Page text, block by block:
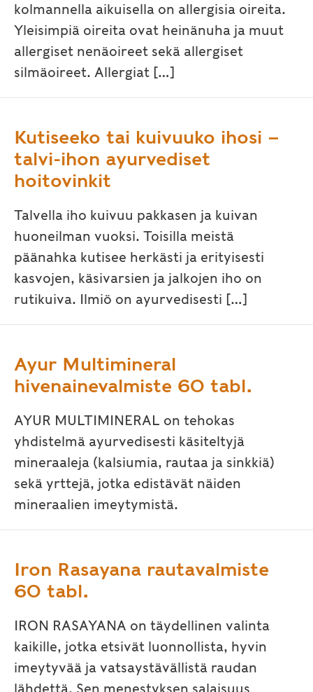
kolmannella aikuisella on allergisia oireita.
Yleisimpiä oireita ovat heinänuha ja muut
allergiset nenäoireet sekä allergiset
silmäoireet. Allergiat […]
Kutiseeko tai kuivuuko ihosi –
talvi-ihon ayurvediset
hoitovinkit
Talvella iho kuivuu pakkasen ja kuivan
huoneilman vuoksi. Toisilla meistä
päänahka kutisee herkästi ja erityisesti
kasvojen, käsivarsien ja jalkojen iho on
rutikuiva. Ilmiö on ayurvedisesti […]
Ayur Multimineral
hivenainevalmiste 60 tabl.
AYUR MULTIMINERAL on tehokas
yhdistelmä ayurvedisesti käsiteltyjä
mineraaleja (kalsiumia, rautaa ja sinkkiä)
sekä yrttejä, jotka edistävät näiden
mineraalien imeytymistä.
Iron Rasayana rautavalmiste
60 tabl.
IRON RASAYANA on täydellinen valinta
kaikille, jotka etsivät luonnollista, hyvin
imeytyvää ja vatsaystävällistä raudan